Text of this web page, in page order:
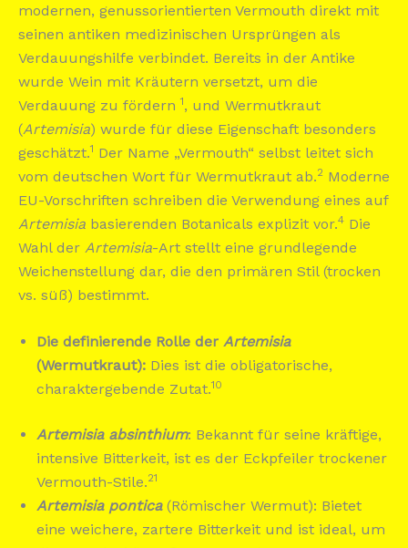
modernen, genussorientierten Vermouth direkt mit
seinen antiken medizinischen Ursprüngen als
Verdauungshilfe verbindet. Bereits in der Antike
wurde Wein mit Kräutern versetzt, um die
Verdauung zu fördern 1, und Wermutkraut
(Artemisia) wurde für diese Eigenschaft besonders
geschätzt.1 Der Name „Vermouth“ selbst leitet sich
vom deutschen Wort für Wermutkraut ab.2 Moderne
EU-Vorschriften schreiben die Verwendung eines auf
Artemisia basierenden Botanicals explizit vor.4 Die
Wahl der Artemisia-Art stellt eine grundlegende
Weichenstellung dar, die den primären Stil (trocken
vs. süß) bestimmt.
Die definierende Rolle der Artemisia
(Wermutkraut): Dies ist die obligatorische,
charaktergebende Zutat.10
Artemisia absinthium: Bekannt für seine kräftige,
intensive Bitterkeit, ist es der Eckpfeiler trockener
Vermouth-Stile.21
Artemisia pontica(Römischer Wermut): Bietet
eine weichere, zartere Bitterkeit und ist ideal, um